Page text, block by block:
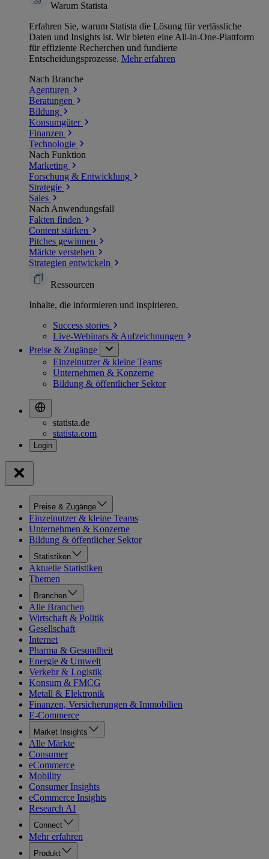
Warum Statista
Erfahren Sie, warum Statista die Lösung für verlässliche
Daten und Insights ist. Wir bieten eine All-in-One-Plattform
für effiziente Recherchen und fundierte
Entscheidungsprozesse. Mehr erfahren
Nach Branche
Agenturen
Beratungen
Bildung
Konsumgüter
Finanzen
Technologie
Nach Funktion
Marketing
Forschung & Entwicklung
Strategie
Sales
Nach Anwendungsfall
Fakten finden
Content stärken
Pitches gewinnen
Märkte verstehen
Strategien entwickeln
Ressourcen
Inhalte, die informieren und inspirieren.
Success stories
Live-Webinars & Aufzeichnungen
Preise & Zugänge
Einzelnutzer & kleine Teams
Unternehmen & Konzerne
Bildung & öffentlicher Sektor
statista.de
statista.com
Preise & Zugänge
Einzelnutzer & kleine Teams
Unternehmen & Konzerne
Bildung & öffentlicher Sektor
Statistiken
Aktuelle Statistiken
Themen
Branchen
Alle Branchen
Wirtschaft & Politik
Gesellschaft
Internet
Pharma & Gesundheit
Energie & Umwelt
Verkehr & Logistik
Konsum & FMCG
Metall & Elektronik
Finanzen, Versicherungen & Immobilien
E-Commerce
Market Insights
Alle Märkte
Consumer
eCommerce
Mobility
Consumer Insights
eCommerce Insights
Research AI
Connect
Mehr erfahren
Produkt